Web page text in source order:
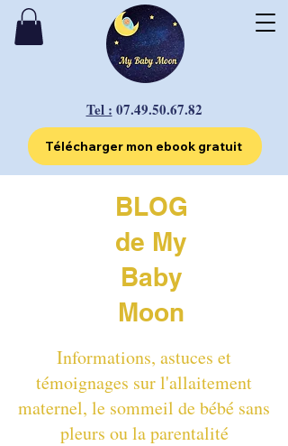
Tel : 07.49.50.67.82
Télécharger mon ebook gratuit
BLOG
de My
Baby
Moon
Informations, astuces et
témoignages sur l'allaitement
maternel, le sommeil de bébé sans
pleurs ou la parentalité